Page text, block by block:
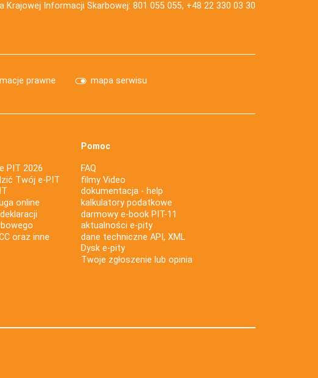
Krajowej Informacji Skarbowej: 801 055 055, +48 22 330 03 30
prawne mapa serwisu
PIT 2026
Twój e-PIT
online
oraz inne
Pomoc
FAQ
filmy Video
dokumentacja - help
kalkulatory podatkowe
darmowy e-book PIT-11
aktualności e-pity
dane techniczne API, XML
Dysk e-pity
Twoje zgłoszenie lub opinia